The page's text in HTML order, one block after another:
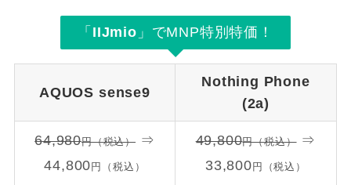
「 IIJmio 」でMNP特別特価！
AQUOS sense9
Nothing Phone
(2a)
64,980円（税込） ⇒
44,800 円（税込）
49,800円（税込）⇒
33,800 円（税込）